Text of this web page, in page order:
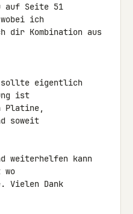
auf Seite 51
ich
dir Kombination aus
sollte eigentlich
ist
Platine,
soweit
weiterhelfen kann
wo
Vielen Dank